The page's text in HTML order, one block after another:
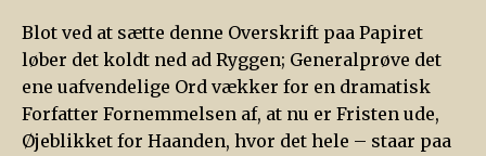
Blot ved at sætte denne Overskrift paa Papiret
løber det koldt ned ad Ryggen; Generalprøve det
ene uafvendelige Ord vækker for en dramatisk
Forfatter Fornemmelsen af, at nu er Fristen ude,
Øjeblikket for Haanden, hvor det hele – staar paa